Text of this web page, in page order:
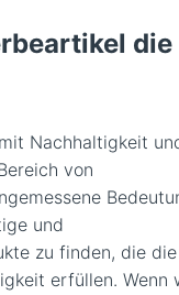
die
Nachhaltigkeit
von
und
zu finden, die die
erfüllen. Wenn